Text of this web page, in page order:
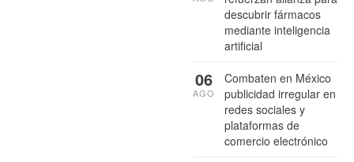
descubrir fármacos
mediante inteligencia
artificial
Combaten en México
publicidad irregular en
redes sociales y
plataformas de
comercio electrónico
06
AGO